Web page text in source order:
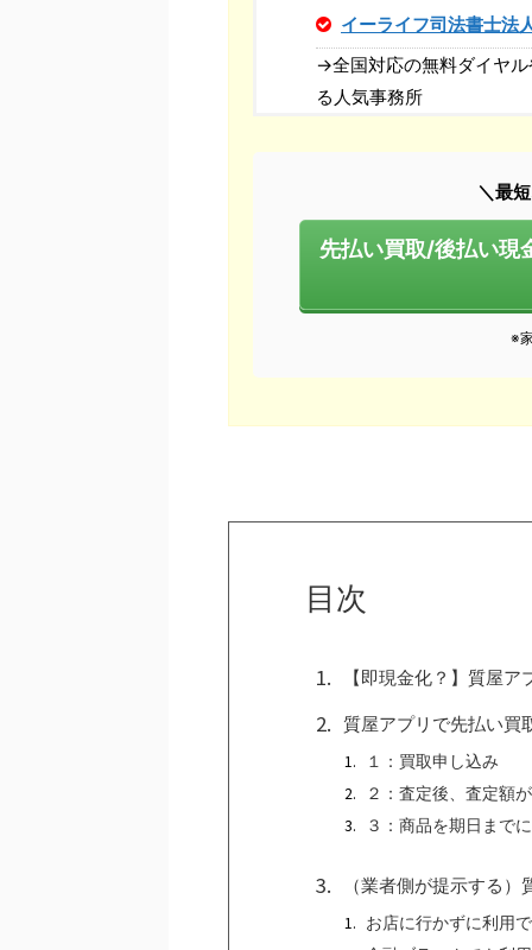
イーライフ司法書士法
→全国対応の無料ダイヤ
る人気事務所
＼最
先払い買取/後払い現
※
目次
【即現金化？】質屋
質屋アプリで先払い買
１：買取申し込み
２：査定後、査定額
３：商品を期日まで
（業者側が提示する
お店に行かずに利用